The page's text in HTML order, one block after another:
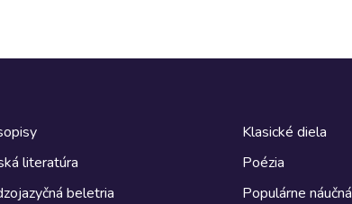
literatúra
beletria
Klasické diela
Poézia
Populárne náučná